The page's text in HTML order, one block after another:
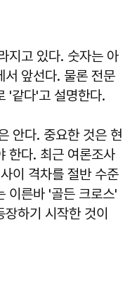
지고 있다. 숫자는 아
서 앞선다. 물론 전문
'같다'고 설명한다.
안다. 중요한 것은 현
한다. 최근 여론조사
이 격차를 절반 수준
이른바 '골든 크로스'
하기 시작한 것이